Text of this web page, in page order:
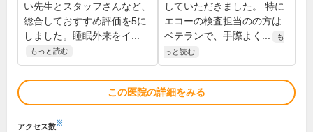
い先生とスタッフさんなど、
総合しておすすめ評価を5に
しました。睡眠外来をイ...
もっと読む
していただきました。 特に
エコーの検査担当のの方は
ベテランで、手際よく...
も
っと読む
この医院の詳細をみる
アクセス数※